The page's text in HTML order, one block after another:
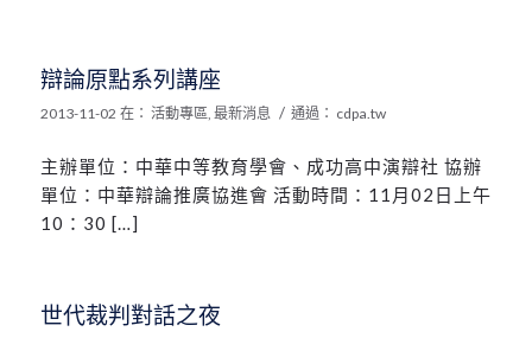
辯論原點系列講座
2013-11-02 在： 活動專區 最新消息 / 通過： cdpa.tw
主辦單位：中華中等教育學會、成功高中演辯社 協辦
單位：中華辯論推廣協進會 活動時間：11月02日上午
10：30 […]
世代裁判對話之夜